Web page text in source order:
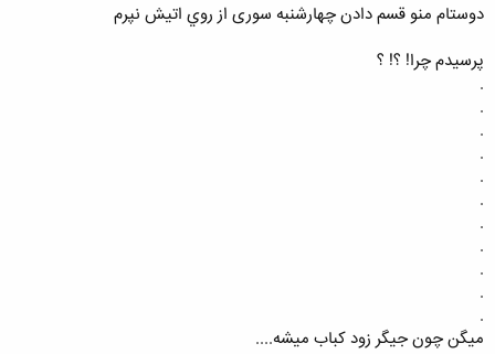
دوستام منو قسم دادن چهارشنبه سوری از روي اتیش نپرم
پرسيدم چرا! ؟! ؟
.
.
.
.
.
.
.
.
.
.
.
میگن چون جیگر زود کباب میشه....